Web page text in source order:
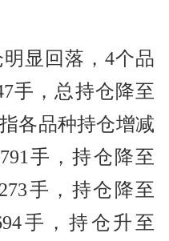
显回落，4个品
手，总持仓降至
各品种持仓增减
手，持仓降至
手，持仓降至
手，持仓升至